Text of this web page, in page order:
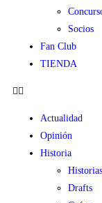
Socios
Fan Club
TIENDA
Actualidad
Opinión
Historia
Drafts